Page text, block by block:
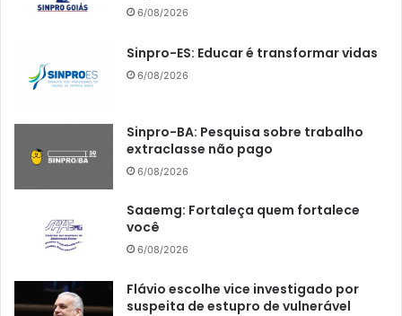
6/08/2026
Sinpro-ES: Educar é transformar vidas
6/08/2026
Sinpro-BA: Pesquisa sobre trabalho
extraclasse não pago
6/08/2026
Saaemg: Fortaleça quem fortalece
você
6/08/2026
Flávio escolhe vice investigado por
suspeita de estupro de vulnerável